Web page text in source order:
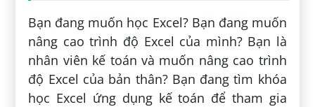
Bạn đang muốn học Excel? Bạn đang muốn
nâng cao trình độ Excel của mình? Bạn là
nhân viên kế toán và muốn nâng cao trình
độ Excel của bản thân? Bạn đang tìm khóa
học Excel ứng dụng kế toán để tham gia